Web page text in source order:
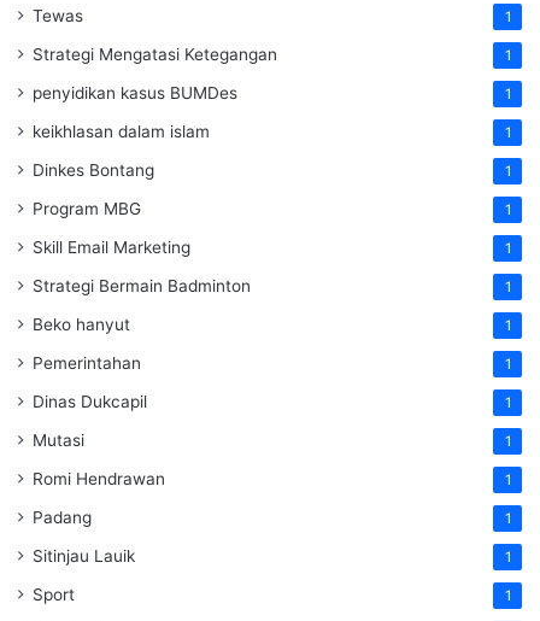
Tewas 1
Strategi Mengatasi Ketegangan 1
penyidikan kasus BUMDes 1
keikhlasan dalam islam 1
Dinkes Bontang 1
Program MBG 1
Skill Email Marketing 1
Strategi Bermain Badminton 1
Beko hanyut 1
Pemerintahan 1
Dinas Dukcapil 1
Mutasi 1
Romi Hendrawan 1
Padang 1
Sitinjau Lauik 1
Sport 1